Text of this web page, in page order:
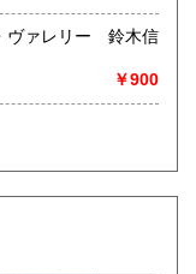
￥900